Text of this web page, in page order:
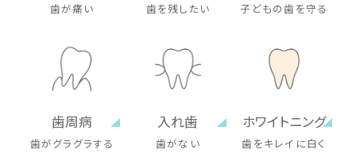
歯が痛い 歯を残したい 子どもの歯を守る
歯周病
歯がグラグラする
入れ歯
歯がない
ホワイトニング
歯をキレイに白く